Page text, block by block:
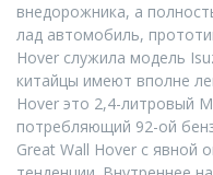
внедорожника, а
лад автомобиль,
Hover служила модель
китайцы имеют вполне
Hover это 2,4-литровый
потребляющий 92-ой
Great Wall Hover с явной